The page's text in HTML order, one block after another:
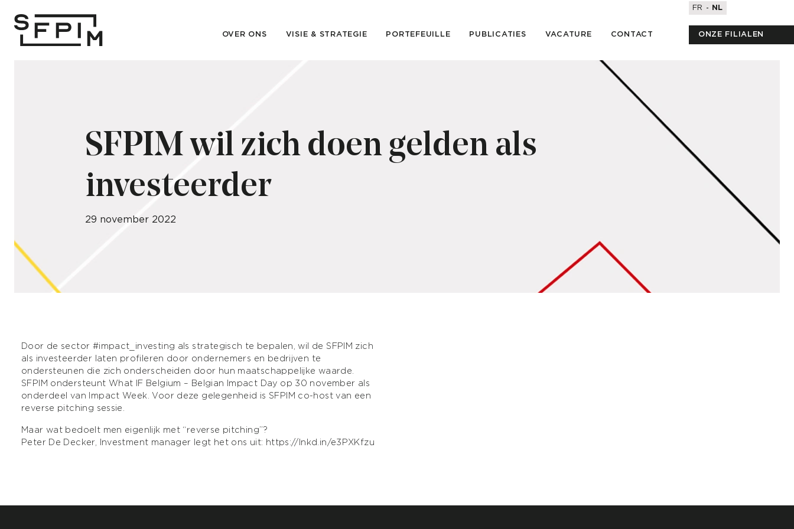
FR NL
OVER ONS VISIE & STRATEGIE PORTEFEUILLE PUBLICATIES VACATURE CONTACT ONZE FILIALEN
SFPIM wil zich doen gelden als
investeerder
29 november 2022
Door de sector #impact_investing als strategisch te bepalen, wil de SFPIM zich
als investeerder laten profileren door ondernemers en bedrijven te
ondersteunen die zich onderscheiden door hun maatschappelijke waarde.
SFPIM ondersteunt What IF Belgium – Belgian Impact Day op 30 november als
onderdeel van
Impact Week . Voor deze gelegenheid is SFPIM co-host van een
reverse pitching sessie.
Maar wat bedoelt men eigenlijk met “reverse pitching”?
Peter De Decker , Investment manager legt het ons uit: https://lnkd.in/e3PXKfzu